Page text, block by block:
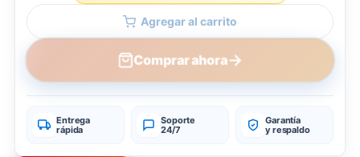
Agregar al carrito
Comprar ahora→
Entrega
rápida
Soporte
24/7
Garantía
y respaldo